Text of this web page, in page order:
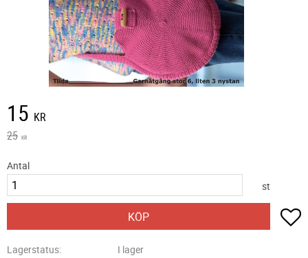
Nedsatt pris:
15 KR
Ordinarie pris:
25 KR
Antal
st
KÖP
Lagerstatus
I lager